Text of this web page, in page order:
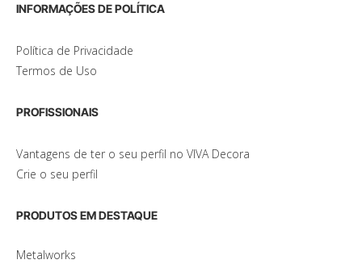
INFORMAÇÕES DE POLÍTICA
Política de Privacidade
Termos de Uso
PROFISSIONAIS
Vantagens de ter o seu perfil no VIVA Decora
Crie o seu perfil
PRODUTOS EM DESTAQUE
Metalworks